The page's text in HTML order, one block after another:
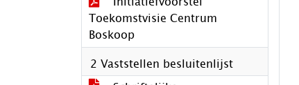
Toekomstvisie Centrum
Boskoop
2 Vaststellen besluitenlijst